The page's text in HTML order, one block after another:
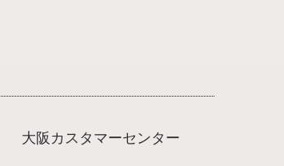
大阪カスタマーセンター